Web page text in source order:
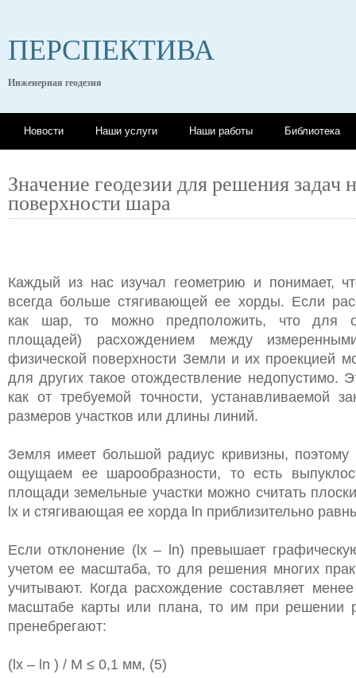
ПЕРСПЕКТИВА
Инженерная геодезия
Новости Наши услуги Наши работы Библиотека
Значение геодезии для решения задач
поверхности шара
Каждый из нас изучал геометрию и понимает,
всегда больше стягивающей ее хорды. Если
как шар, то можно предположить, что для
площадей) расхождением между
физической поверхности Земли и их проекцией
для других такое отождествление недопустимо.
как от требуемой точности, устанавливаемой
размеров участков или длины линий.
Земля имеет большой радиус кривизны, поэтому
ощущаем ее шарообразности, то есть
площади земельные участки можно считать
lx и стягивающая ее хорда ln приблизительно
Если отклонение (lx – ln) превышает
учетом ее масштаба, то для решения многих
учитывают. Когда расхождение составляет
масштабе карты или плана, то им при решении
пренебрегают:
(lx – ln ) / M ≤ 0,1 мм, (5)